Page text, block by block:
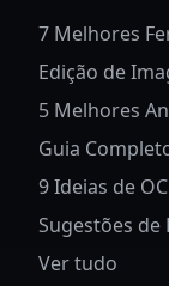
7 Melhores
Corpo Inteiro
Edição de
Fundo de
5 Melhores
Dê Vida às
Guia
para Anime
9 Ideias de
de AI
Sugestões de
Controlar
Ver tudo